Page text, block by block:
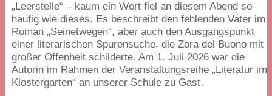
„ Leerstelle“ – kaum ein Wort fiel an diesem Abend so
häufig wie dieses. Es beschreibt den fehlenden Vater im
Roman„Seinetwegen“, aber auch den Ausgangspunkt
einer literarischen Spurensuche, die Zora del Buono mit
großer Offenheit schilderte. Am 1. Juli 2026 war die
Autorin im Rahmen der Veranstaltungsreihe„ Literatur im
Klostergarten“ an unserer Schule zu Gast.